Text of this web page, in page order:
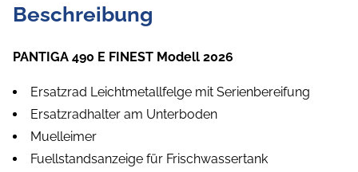
Beschreibung
PANTIGA 490 E FINEST Modell 2026
Ersatzrad Leichtmetallfelge mit Serienbereifung
Ersatzradhalter am Unterboden
Muelleimer
Fuellstandsanzeige für Frischwassertank